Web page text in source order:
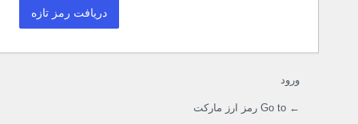
ورود
← Go to رمز ارز مارکت